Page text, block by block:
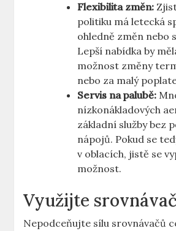
Flexibilita změn:
politiku má letecká
ohledně změn nebo
Lepší nabídka by
možnost změny
nebo za malý
Servis na palubě:
nízkonákladových
základní služby bez
nápojů. Pokud se
v oblacích, jistě se
možnost.
Využijte
Nepodceňujte sílu srovnávačů